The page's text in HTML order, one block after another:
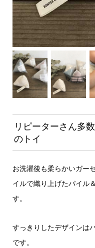
リピーターさん多
のトイ
お洗濯後も柔らかいガー
イルで織り上げたパイル
す。
すっきりしたデザインは
です。